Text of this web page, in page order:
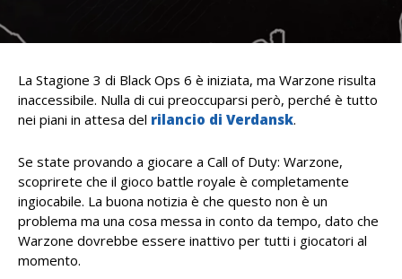
La Stagione 3 di Black Ops 6 è iniziata, ma Warzone risulta
inaccessibile. Nulla di cui preoccuparsi però, perché è tutto
nei piani in attesa del rilancio di Verdansk.
Se state provando a giocare a Call of Duty: Warzone,
scoprirete che il gioco battle royale è completamente
ingiocabile. La buona notizia è che questo non è un
problema ma una cosa messa in conto da tempo, dato che
Warzone dovrebbe essere inattivo per tutti i giocatori al
momento.